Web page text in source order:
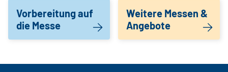
Vorbereitung auf
die Messe
Weitere Messen &
Angebote